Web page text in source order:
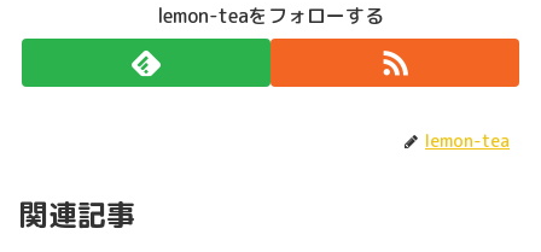
lemon-teaをフォローする
lemon-tea
関連記事